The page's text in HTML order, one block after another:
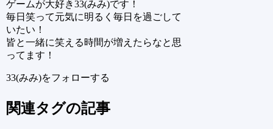
ゲームが大好き33(みみ)です！
毎日笑って元気に明るく毎日を過ごして
いたい！
皆と一緒に笑える時間が増えたらなと思
ってます！
33(みみ)をフォローする
関連タグの記事